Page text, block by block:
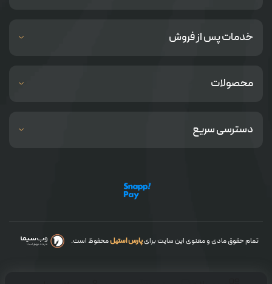
خدمات پس از فروش
محصولات
دسترسی سریع
تمام حقوق مادی و معنوی این سایت برایپارس استیلمحفوظ است.